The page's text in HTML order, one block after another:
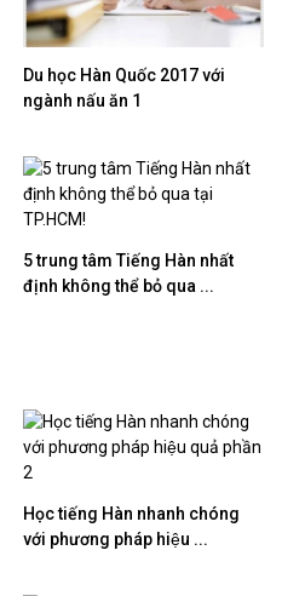
Du học Hàn Quốc 2017 với
ngành nấu ăn 1
5 trung tâm Tiếng Hàn nhất
định không thể bỏ qua ...
Học tiếng Hàn nhanh chóng
với phương pháp hiệu ...